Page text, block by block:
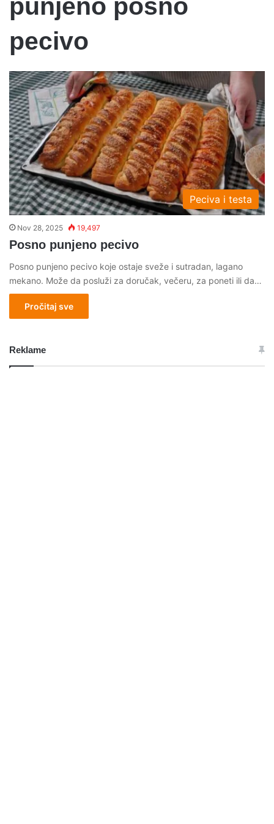
punjeno posno
pecivo
Peciva i testa
Nov 28, 2025 19,497
Posno punjeno pecivo
Posno punjeno pecivo koje ostaje sveže i sutradan, lagano
mekano. Može da posluži za doručak, večeru, za poneti ili da…
Pročitaj sve
Reklame